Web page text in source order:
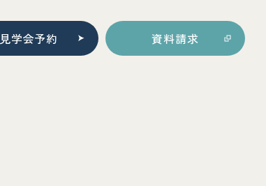
見学会予約 資料請求